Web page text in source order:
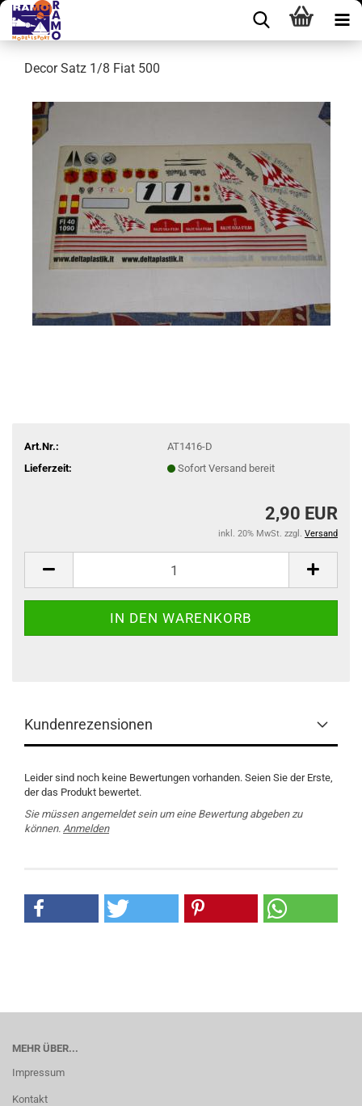
Decor Satz 1/8 Fiat 500
Art.Nr.:
AT1416-D
Lieferzeit:
Sofort Versand bereit
2,90 EUR
inkl. 20% MwSt. zzgl. Versand
Kundenrezensionen
Leider sind noch keine Bewertungen vorhanden. Seien Sie der Erste,
der das Produkt bewertet.
Sie müssen angemeldet sein um eine Bewertung abgeben zu
können. Anmelden
MEHR ÜBER...
Impressum
Kontakt